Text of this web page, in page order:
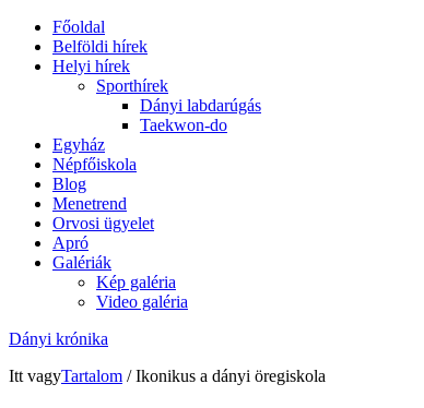
Főoldal
Belföldi hírek
Helyi hírek
Sporthírek
Dányi labdarúgás
Taekwon-do
Egyház
Népfőiskola
Blog
Menetrend
Orvosi ügyelet
Apró
Galériák
Kép galéria
Video galéria
Dányi krónika
Itt vagyTartalom / Ikonikus a dányi öregiskola